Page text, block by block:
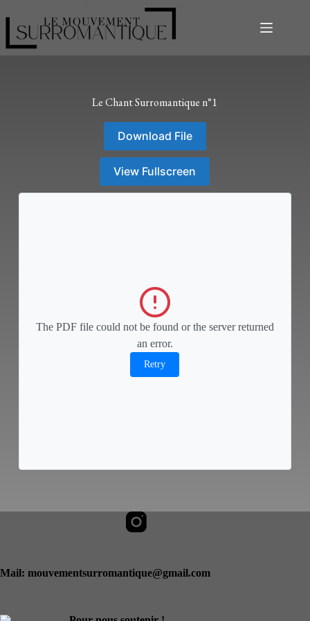
Le Chant Surromantique n°1
Download File
View Fullscreen
The PDF file could not be found or the server returned
an error.
Retry
Mail: mouvementsurromantique@gmail.com